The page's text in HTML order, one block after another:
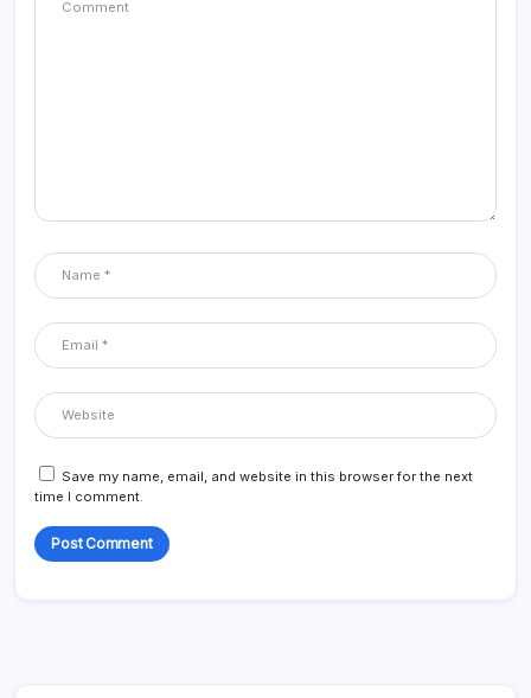
Save my name, email, and website in this browser for the next
time I comment.